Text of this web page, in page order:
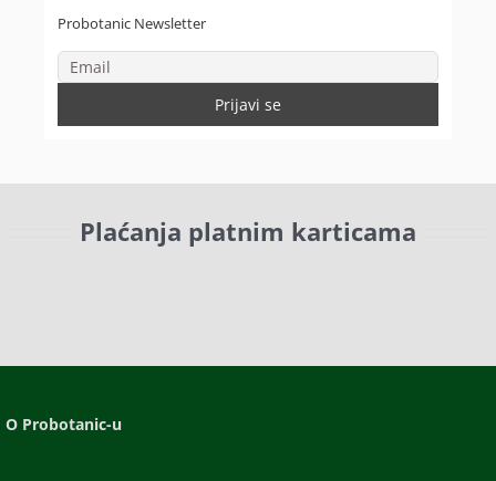
Probotanic Newsletter
Plaćanja platnim karticama
O Probotanic-u